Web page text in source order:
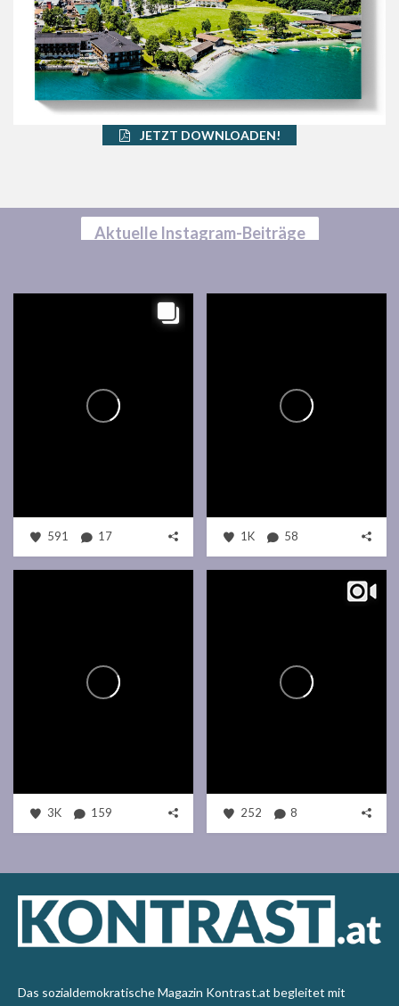
JETZT DOWNLOADEN!
Aktuelle Instagram-Beiträge
591 17 1K 58
3K 159 252 8
Das sozialdemokratische Magazin Kontrast.at begleitet mit